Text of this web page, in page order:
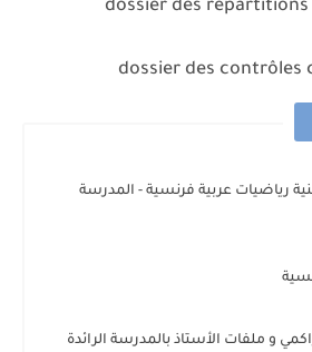
dossier des répartitions
dossier des contrôles
رياضيات عربية فرنسية - المدرسة
و ملفات الأستاذ بالمدرسة الرائدة